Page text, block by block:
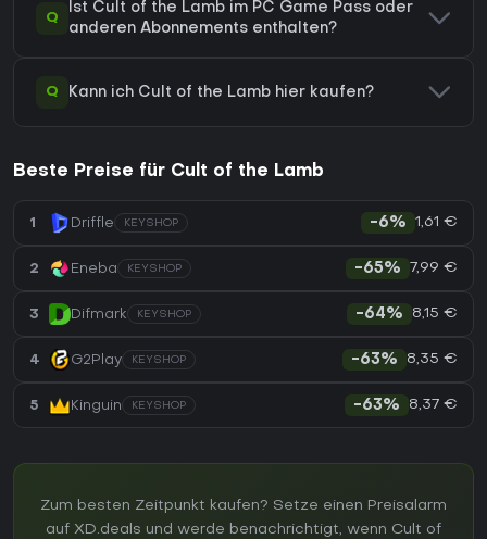
Q
Ist Cult of the Lamb im PC Game Pass oder
anderen Abonnements enthalten?
Q Kann ich Cult of the Lamb hier kaufen?
Beste Preise für Cult of the Lamb
1 Driffle KEYSHOP -6% 1,61 €
2 Eneba KEYSHOP -65% 7,99 €
3 Difmark KEYSHOP -64% 8,15 €
4 G2Play KEYSHOP -63% 8,35 €
5 Kinguin KEYSHOP -63% 8,37 €
Zum besten Zeitpunkt kaufen? Setze einen Preisalarm
auf XD.deals und werde benachrichtigt, wenn Cult of